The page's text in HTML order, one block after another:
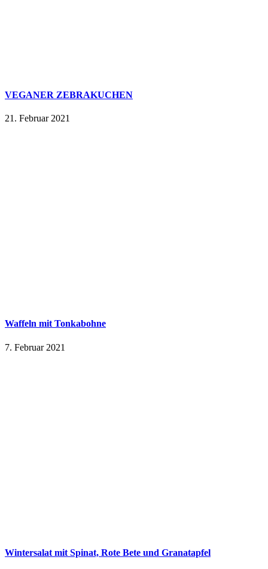
VEGANER ZEBRAKUCHEN
21. Februar 2021
Waffeln mit Tonkabohne
7. Februar 2021
Wintersalat mit Spinat, Rote Bete und Granatapfel